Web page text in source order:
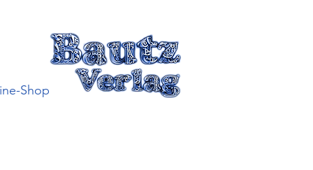
Shop